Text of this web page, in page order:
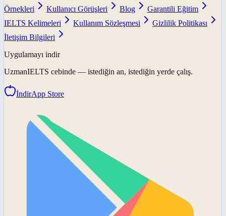
Örnekleri
Kullanıcı Görüşleri Blog
Garantili Eğitim
IELTS Kelimeleri
Kullanım Sözleşmesi
Gizlilik Politikası
İletişim Bilgileri
Uygulamayı indir
UzmanIELTS cebinde — istediğin an, istediğin yerde çalış.
İndirApp Store